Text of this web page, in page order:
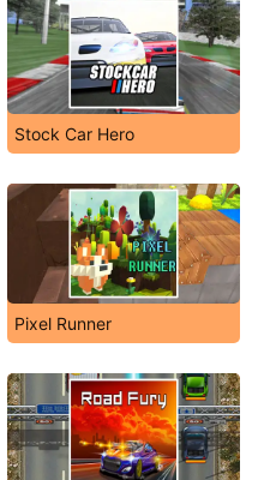
Stock Car Hero
Pixel Runner